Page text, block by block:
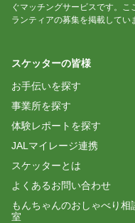
ぐマッチングサービスです。
ランティアの募集を掲載してい
スケッターの皆様
お手伝いを探す
事業所を探す
体験レポートを探す
JALマイレージ連携
スケッターとは
よくあるお問い合わせ
もんちゃんのおしゃべり相
室